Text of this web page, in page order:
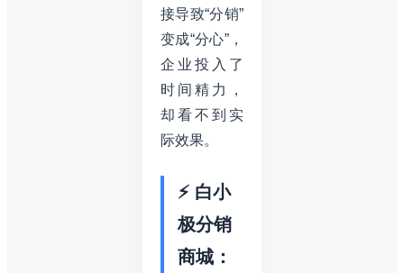
接导致“分销”
变成“分心”，
企业投入了
时间精力，
却看不到实
际效果。
⚡ 白小
极分销
商城：